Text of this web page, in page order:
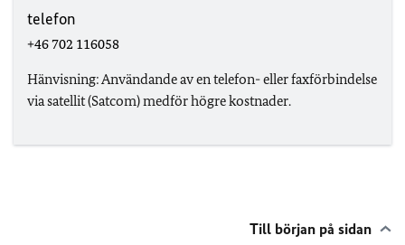
telefon
+46 702 116058
Hänvisning: Användande av en telefon- eller faxförbindelse
via satellit (Satcom) medför högre kostnader.
Till början på sidan